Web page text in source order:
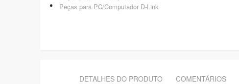
Peças para PC/Computador D-Link
DETALHES DO PRODUTO COMENTÁRIOS